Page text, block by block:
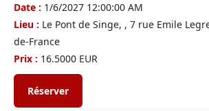
Date : 1/6/2027 12:00:00 AM
Lieu : Le Pont de Singe, , 7 rue Emile
de-France
Prix : 16.5000 EUR
Réserver